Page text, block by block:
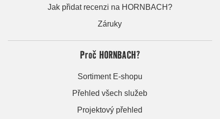
Jak přidat recenzi na HORNBACH?
Záruky
Proč HORNBACH?
Sortiment E-shopu
Přehled všech služeb
Projektový přehled